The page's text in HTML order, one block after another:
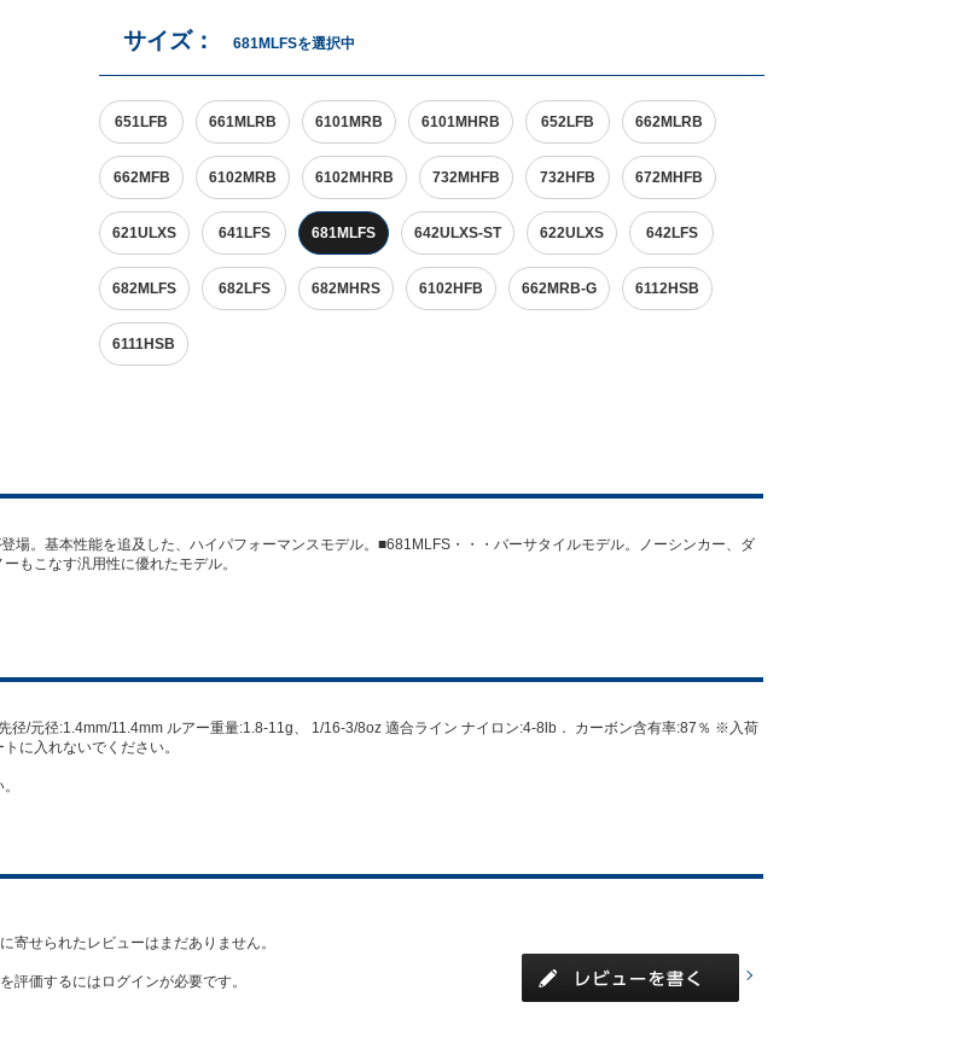
サイズ： 681MLFSを選択中
651LFB 661MLRB 6101MRB 6101MHRB 652LFB 662MLRB
662MFB 6102MRB 6102MHRB 732MHFB 732HFB 672MHFB
621ULXS 641LFS 681MLFS 642ULXS-ST 622ULXS 642LFS
682MLFS 682LFS 682MHRS 6102HFB 662MRB-G 6112HSB
6111HSB
場。基本性能を追及した、ハイパフォーマンスモデル。■681MLFS・・・バーサタイルモデル。ノーシンカー、ダ
もこなす汎用性に優れたモデル。
径/元径:1.4mm/11.4mm ルアー重量:1.8-11g、 1/16-3/8oz 適合ライン ナイロン:4-8lb． カーボン含有率:87％ ※入荷
に入れないでください。
寄せられたレビューはまだありません。
評価するには ログインが必要です。